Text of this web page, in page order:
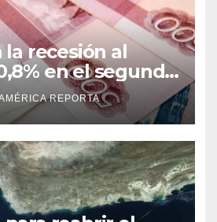
la recesión al
en el segundo
REPORTA